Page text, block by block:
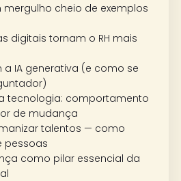
cheio de exemplos
digitais tornam o RH mais
a IA generativa (e como se
tecnologia: comportamento
de mudança
talentos — como
pessoas
como pilar essencial da